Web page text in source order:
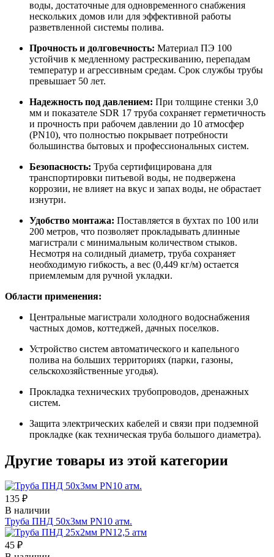
воды, достаточные для одновременного снабжения
нескольких домов или для эффективной работы
разветвленной системы полива.
Прочность и долговечность: Материал ПЭ 100
устойчив к медленному растрескиванию, перепадам
температур и агрессивным средам. Срок службы трубы
превышает 50 лет.
Надежность под давлением: При толщине стенки 3,0
мм и показателе SDR 17 труба сохраняет герметичность
и прочность при рабочем давлении до 10 атмосфер
(PN10), что полностью покрывает потребности
большинства бытовых и профессиональных систем.
Безопасность: Труба сертифицирована для
транспортировки питьевой воды, не подвержена
коррозии, не влияет на вкус и запах воды, не обрастает
изнутри.
Удобство монтажа: Поставляется в бухтах по 100 или
200 метров, что позволяет прокладывать длинные
магистрали с минимальным количеством стыков.
Несмотря на солидный диаметр, труба сохраняет
необходимую гибкость, а вес (0,449 кг/м) остается
приемлемым для ручной укладки.
Области применения:
Центральные магистрали холодного водоснабжения
частных домов, коттеджей, дачных поселков.
Устройство систем автоматического и капельного
полива на больших территориях (парки, газоны,
сельскохозяйственные угодья).
Прокладка технических трубопроводов, дренажных
систем.
Защита электрических кабелей и связи при подземной
прокладке (как техническая труба большого диаметра).
Другие товары из этой категории
135 ₽
В наличии
Труба ПНД 50х3мм PN10 атм.
45 ₽